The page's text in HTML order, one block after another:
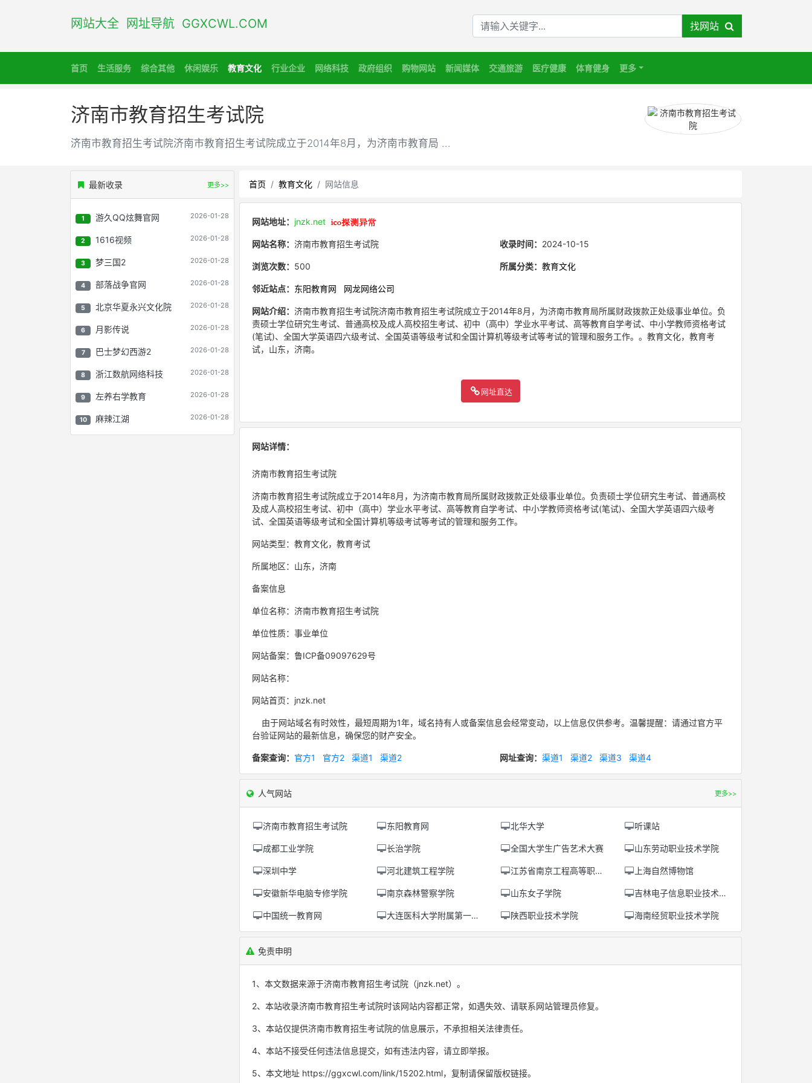
网站大全 网址导航 GGXCWL.COM 找网站
首页 生活服务 综合其他 休闲娱乐 教育文化 行业企业 网络科技 政府组织 购物网站 新闻媒体 交通旅游 医疗健康 体育健身 更多
济南市教育招生考试院
济南市教育招生考试院济南市教育招生考试院成立于2014年8月，为济南市教育局 ...
最新收录 更多>>
1 游久QQ炫舞官网 2026-01-28
2 1616视频 2026-01-28
3 梦三国2 2026-01-28
4 部落战争官网 2026-01-28
5 北京华夏永兴文化院 2026-01-28
6 月影传说 2026-01-28
7 巴士梦幻西游2 2026-01-28
8 浙江数航网络科技 2026-01-28
9 左养右学教育 2026-01-28
10 麻辣江湖 2026-01-28
首页 教育文化 网站信息
网站地址： jnzk.net
网站名称： 济南市教育招生考试院 收录时间： 2024-10-15
浏览次数： 500 所属分类： 教育文化
邻近站点： 东阳教育网 网龙网络公司
网站介绍： 济南市教育招生考试院济南市教育招生考试院成立于2014年8月，为济南市教育局所属财政拨款正处级事业单位。负
责硕士学位研究生考试、普通高校及成人高校招生考试、初中（高中）学业水平考试、高等教育自学考试、中小学教师资格考试
(笔试)、全国大学英语四六级考试、全国英语等级考试和全国计算机等级考试等考试的管理和服务工作。。教育文化，教育考
试，山东，济南。
网址直达
网站详情：
济南市教育招生考试院
济南市教育招生考试院成立于2014年8月，为济南市教育局所属财政拨款正处级事业单位。负责硕士学位研究生考试、普通高校
及成人高校招生考试、初中（高中）学业水平考试、高等教育自学考试、中小学教师资格考试(笔试)、全国大学英语四六级考
试、全国英语等级考试和全国计算机等级考试等考试的管理和服务工作。
网站类型：教育文化，教育考试
所属地区：山东，济南
备案信息
单位名称：济南市教育招生考试院
单位性质：事业单位
网站备案：鲁ICP备09097629号
网站名称：
网站首页：jnzk.net
由于网站域名有时效性，最短周期为1年，域名持有人或备案信息会经常变动，以上信息仅供参考。温馨提醒：请通过官方平
台验证网站的最新信息，确保您的财产安全。
备案查询： 官方1 官方2 渠道1 渠道2 网址查询： 渠道1 渠道2 渠道3 渠道4
人气网站 更多>>
济南市教育招生考试院 东阳教育网 北华大学 听课站
成都工业学院 长治学院 全国大学生广告艺术大赛 山东劳动职业技术学院
深圳中学 河北建筑工程学院 江苏省南京工程高等职业学校 上海自然博物馆
安徽新华电脑专修学院 南京森林警察学院 山东女子学院 吉林电子信息职业技术学院
中国统一教育网 大连医科大学附属第一医院 陕西职业技术学院 海南经贸职业技术学院
免责申明
1、本文数据来源于济南市教育招生考试院（jnzk.net）。
2、本站收录济南市教育招生考试院时该网站内容都正常，如遇失效、请联系网站管理员修复。
3、本站仅提供济南市教育招生考试院的信息展示，不承担相关法律责任。
4、本站不接受任何违法信息提交，如有违法内容，请立即举报。
5、本文地址 https://ggxcwl.com/link/15202.html，复制请保留版权链接。